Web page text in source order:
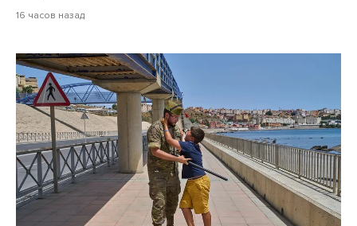
16 часов назад